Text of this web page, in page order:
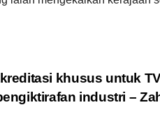
khusus untuk
industri –